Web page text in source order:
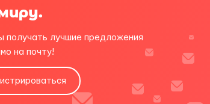
получать лучшие предложения
на почту!